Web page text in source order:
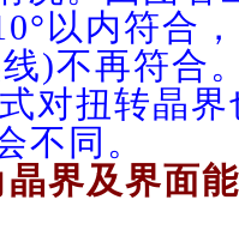
以内符合
)不再符合
对扭转晶界
不同。
界及界面能